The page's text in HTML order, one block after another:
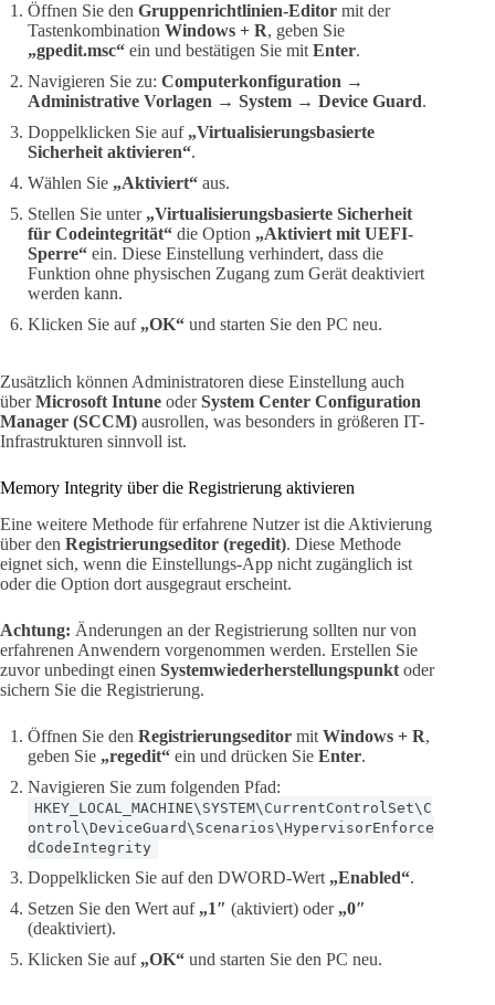
Öffnen Sie den Gruppenrichtlinien-Editor mit der
Tastenkombination Windows + R, geben Sie
„gpedit.msc“ ein und bestätigen Sie mit Enter.
Navigieren Sie zu: Computerkonfiguration →
Administrative Vorlagen → System → Device Guard.
Doppelklicken Sie auf „Virtualisierungsbasierte
Sicherheit aktivieren“.
Wählen Sie „Aktiviert“ aus.
Stellen Sie unter „Virtualisierungsbasierte Sicherheit
für Codeintegrität“ die Option „Aktiviert mit UEFI-
Sperre“ ein. Diese Einstellung verhindert, dass die
Funktion ohne physischen Zugang zum Gerät deaktiviert
werden kann.
Klicken Sie auf „OK“ und starten Sie den PC neu.
Zusätzlich können Administratoren diese Einstellung auch
überMicrosoft Intune oderSystem Center Configuration
Manager (SCCM) ausrollen, was besonders in größeren IT-
Infrastrukturen sinnvoll ist.
Memory Integrity über die Registrierung aktivieren
Eine weitere Methode für erfahrene Nutzer ist die Aktivierung
über den Registrierungseditor (regedit). Diese Methode
eignet sich, wenn die Einstellungs-App nicht zugänglich ist
oder die Option dort ausgegraut erscheint.
Achtung: Änderungen an der Registrierung sollten nur von
erfahrenen Anwendern vorgenommen werden. Erstellen Sie
zuvor unbedingt einen Systemwiederherstellungspunkt oder
sichern Sie die Registrierung.
Öffnen Sie den Registrierungseditor mit Windows + R,
geben Sie „regedit“ ein und drücken Sie Enter.
Navigieren Sie zum folgenden Pfad:
HKEY_LOCAL_MACHINE\SYSTEM\CurrentControlSet\C
ontrol\DeviceGuard\Scenarios\HypervisorEnforce
dCodeIntegrity
Doppelklicken Sie auf den DWORD-Wert „Enabled“.
Setzen Sie den Wert auf „1″ (aktiviert) oder „0″
(deaktiviert).
Klicken Sie auf „OK“ und starten Sie den PC neu.